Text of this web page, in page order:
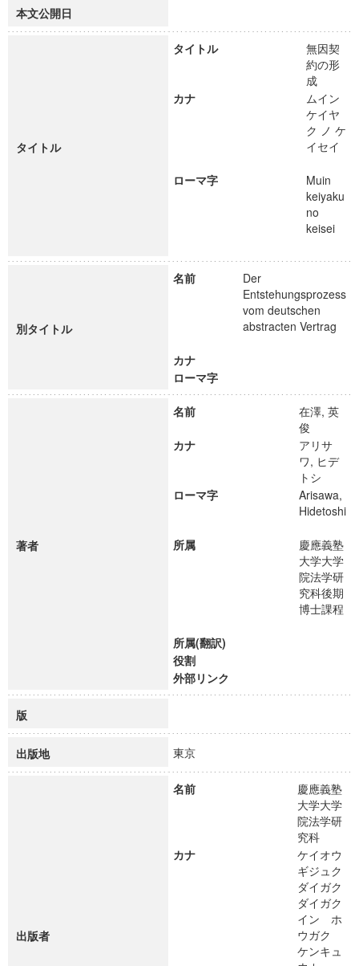
本文公開日
タイトル
タイトル
無因契
約の形
成
カナ
ムイン
ケイヤ
ク ノ ケ
イセイ
ローマ字
Muin
keiyaku
no
keisei
別タイトル
名前
Der
Entstehungsprozess
vom deutschen
abstracten Vertrag
カナ
ローマ字
著者
名前
在澤, 英
俊
カナ
アリサ
ワ, ヒデ
トシ
ローマ字
Arisawa,
Hidetoshi
所属
慶應義塾
大学大学
院法学研
究科後期
博士課程
所属(翻訳)
役割
外部リンク
版
出版地 東京
出版者
名前
慶應義塾
大学大学
院法学研
究科
カナ
ケイオウ
ギジュク
ダイガク
ダイガク
イン ホ
ウガク
ケンキュ